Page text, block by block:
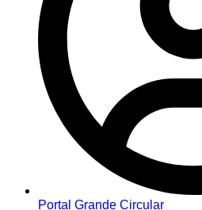
Portal Grande Circular